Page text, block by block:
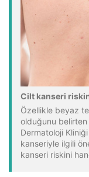
Cilt kanseri
Özellikle beyaz
olduğunu
Dermatoloji
kanseriyle ilgili
kanseri riskini